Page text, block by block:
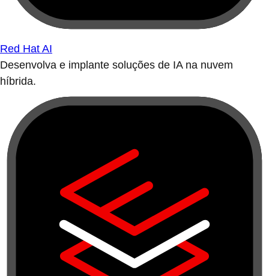
Red Hat AI
Desenvolva e implante soluções de IA na nuvem
híbrida.